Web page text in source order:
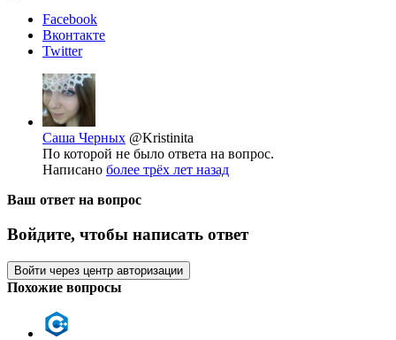
Facebook
Вконтакте
Twitter
Саша Черных @Kristinita
По которой не было ответа на вопрос.
Написано более трёх лет назад
Ваш ответ на вопрос
Войдите, чтобы написать ответ
Войти через центр авторизации
Похожие вопросы